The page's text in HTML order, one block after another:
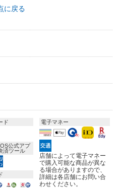
に戻る
ド
公式アプ
済ツール
電子マネー
店舗によって電子マネー
で購入可能な商品が異な
る場合がありますので、
詳細は各店舗にお問い合
わせください。